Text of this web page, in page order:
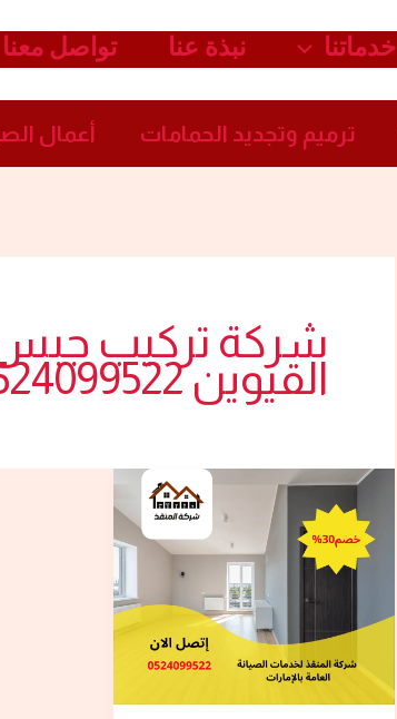
خدماتنا نبذة عنا تواصل معنا
ترميم وتجديد الحمامات​ أعمال
شركة تركيب جبس
القيوين 0524099522
شركة
تركيب
جبس
في
أم
القيوين/0524099522/